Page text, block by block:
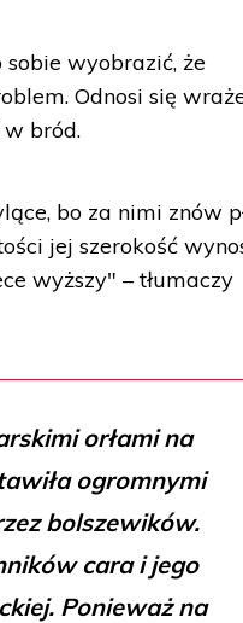
wyobrazić, że
Odnosi się
bród.
bo za nimi znów
jej szerokość
wyższy" – tłumaczy
orłami na
ogromnymi
bolszewików.
cara i jego
Ponieważ na